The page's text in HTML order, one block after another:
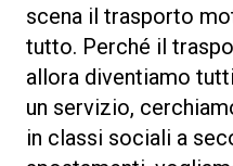
scena il trasporto
tutto. Perché il
allora diventiamo
un servizio,
in classi sociali a